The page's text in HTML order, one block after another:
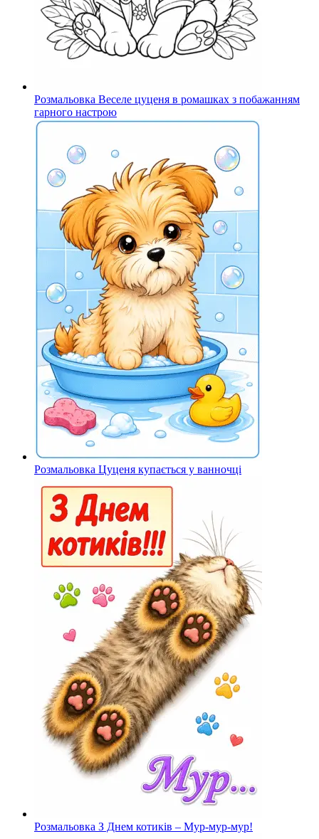
Розмальовка Веселе цуценя в ромашках з побажанням
гарного настрою
Розмальовка Цуценя купається у ванночці
Розмальовка З Днем котиків – Мур-мур-мур!